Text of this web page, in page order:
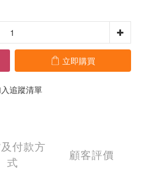
立即購買
追蹤清單
付款方
式
顧客評價